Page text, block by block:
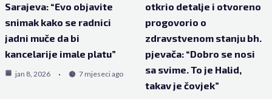
Sarajeva: “Evo objavite
snimak kako se radnici
jadni muče da bi
kancelarije imale platu”
jan 8, 2026 7 mjeseci ago
otkrio detalje i otvoreno
progovorio o
zdravstvenom stanju bh.
pjevača: “Dobro se nosi
sa svime. To je Halid,
takav je čovjek”